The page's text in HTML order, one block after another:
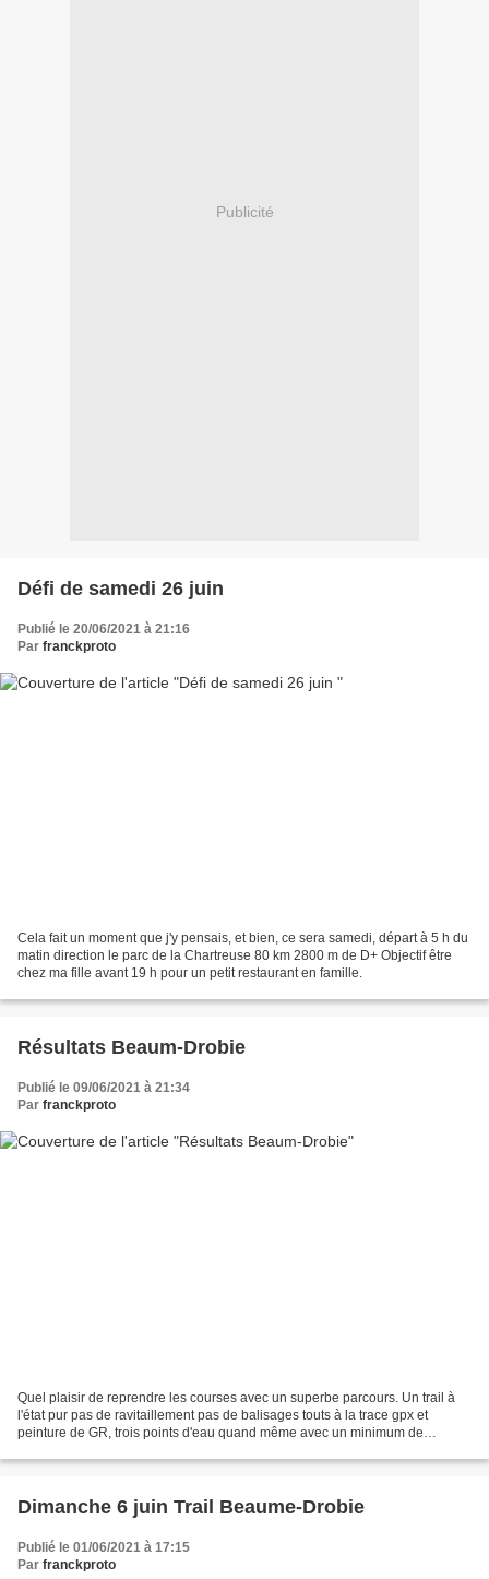
Publicité
Défi de samedi 26 juin
Publié le 20/06/2021 à 21:16
Par franckproto
Cela fait un moment que j'y pensais, et bien, ce sera samedi, départ à 5 h du
matin direction le parc de la Chartreuse 80 km 2800 m de D+ Objectif être
chez ma fille avant 19 h pour un petit restaurant en famille.
Résultats Beaum-Drobie
Publié le 09/06/2021 à 21:34
Par franckproto
Quel plaisir de reprendre les courses avec un superbe parcours. Un trail à
l'état pur pas de ravitaillement pas de balisages touts à la trace gpx et
peinture de GR, trois points d'eau quand même avec un minimum de
Dimanche 6 juin Trail Beaume-Drobie
Publié le 01/06/2021 à 17:15
Par franckproto